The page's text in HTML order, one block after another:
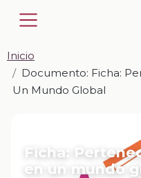
Inicio
Documento: Ficha:
Un Mundo Global
Ficha:
en un mundo